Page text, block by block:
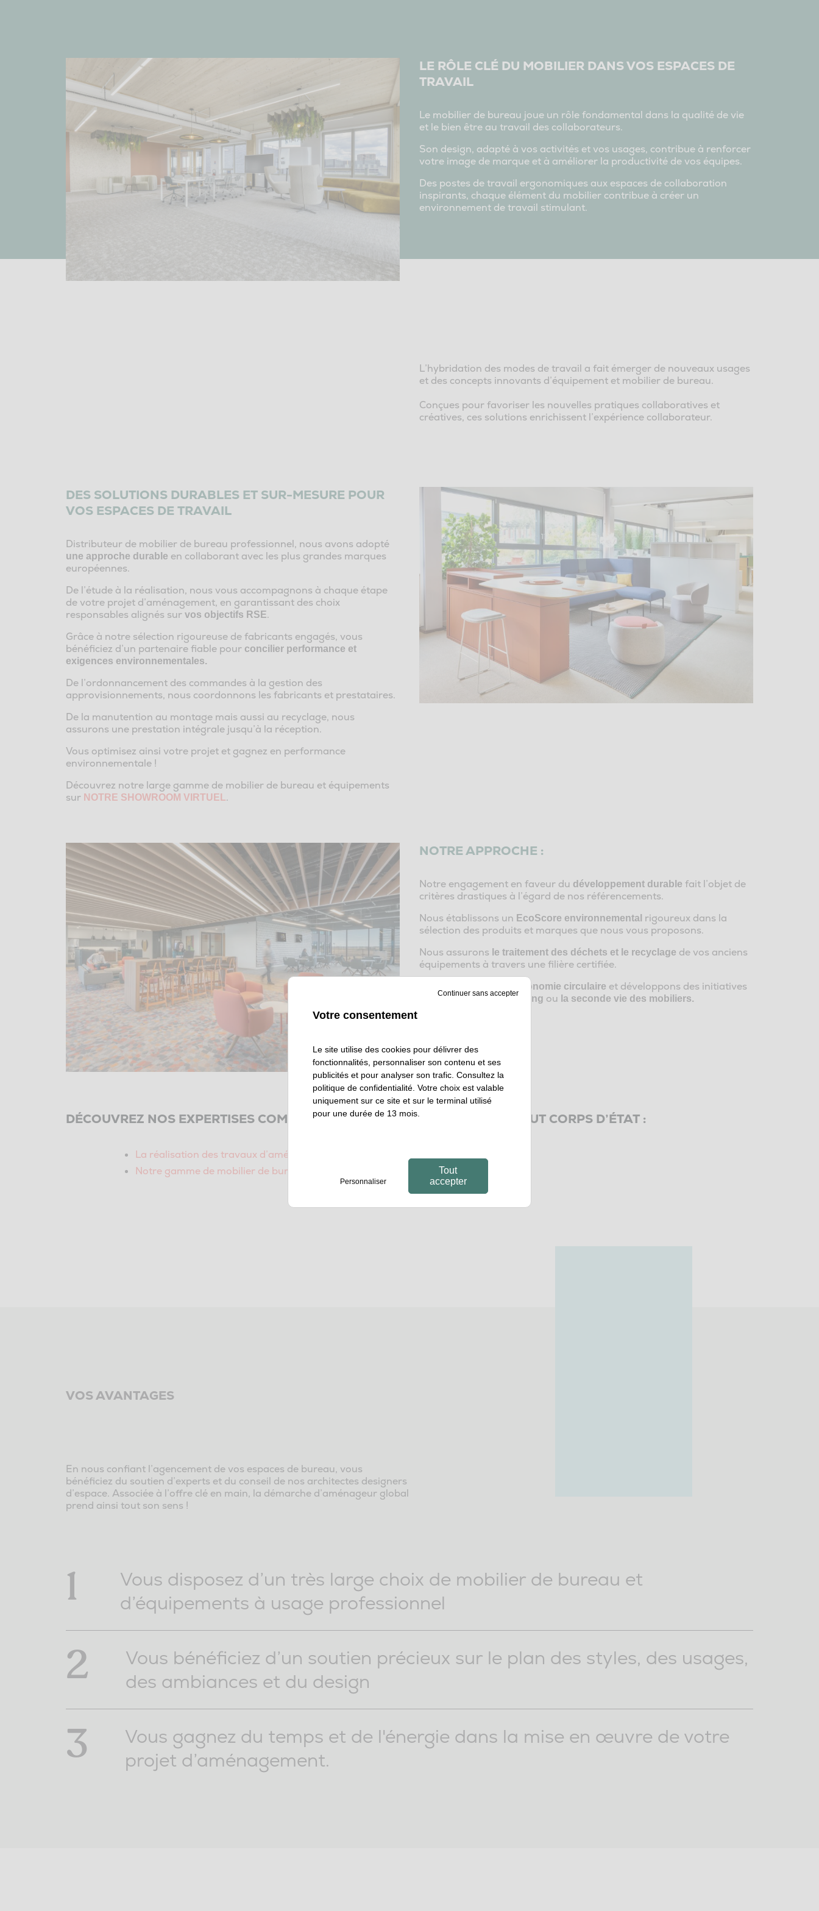
LE RÔLE CLÉ DU MOBILIER DANS VOS ESPACES DE
TRAVAIL
Le mobilier de bureau joue un rôle fondamental dans la qualité de vie
et le bien être au travail des collaborateurs.
Son design, adapté à vos activités et vos usages, contribue à renforcer
votre image de marque et à améliorer la productivité de vos équipes.
Des postes de travail ergonomiques aux espaces de collaboration
inspirants, chaque élément du mobilier contribue à créer un
environnement de travail stimulant.
L’hybridation des modes de travail a fait émerger de nouveaux usages
et des concepts innovants d’équipement et mobilier de bureau.
Conçues pour favoriser les nouvelles pratiques collaboratives et
créatives, ces solutions enrichissent l’expérience collaborateur.
DES SOLUTIONS DURABLES ET SUR-MESURE POUR
VOS ESPACES DE TRAVAIL
Distributeur de mobilier de bureau professionnel, nous avons adopté
une approche durable en collaborant avec les plus grandes marques
européennes.
De l’étude à la réalisation, nous vous accompagnons à chaque étape
de votre projet d’aménagement, en garantissant des choix
responsables alignés sur vos objectifs RSE.
Grâce à notre sélection rigoureuse de fabricants engagés, vous
bénéficiez d’un partenaire fiable pour concilier performance et
exigences environnementales.
De l’ordonnancement des commandes à la gestion des
approvisionnements, nous coordonnons les fabricants et prestataires.
De la manutention au montage mais aussi au recyclage, nous
assurons une prestation intégrale jusqu’à la réception.
Vous optimisez ainsi votre projet et gagnez en performance
environnementale !
Découvrez notre large gamme de mobilier de bureau et équipements
sur NOTRE SHOWROOM VIRTUEL.
NOTRE APPROCHE :
Notre engagement en faveur du développement durable fait l’objet de
critères drastiques à l’égard de nos référencements.
Nous établissons un EcoScore environnemental rigoureux dans la
sélection des produits et marques que nous vous proposons.
Nous assurons le traitement des déchets et le recyclage de vos anciens
équipements à travers une filière certifiée.
l’économie circulaire et développons des initiatives
concrètes dansl’upcycling ou la seconde vie des mobiliers.
DÉCOUVREZ NOS EXPERTISES COMPLÉMENTAIRES EN AMÉNAGEMENT TOUT CORPS D’ÉTAT :
La réalisation des travaux d’aménagement tout corps d’état
Notre gamme de mobilier de bureau et d’équipements
VOS AVANTAGES
En nous confiant l’agencement de vos espaces de bureau, vous
bénéficiez du soutien d’experts et du conseil de nos architectes designers
d’espace. Associée à l’offre clé en main, la démarche d’aménageur global
prend ainsi tout son sens !
1
Vous disposez d’un très large choix de mobilier de bureau et
d’équipements à usage professionnel
2
Vous bénéficiez d’un soutien précieux sur le plan des styles, des usages,
des ambiances et du design
3
Vous gagnez du temps et de l'énergie dans la mise en œuvre de votre
projet d’aménagement.
Votre consentement
Le site utilise des cookies pour délivrer des
fonctionnalités, personnaliser son contenu et ses
publicités et pour analyser son trafic. Consultez la
politique de confidentialité . Votre choix est valable
uniquement sur ce site et sur le terminal utilisé
pour une durée de 13 mois.
Tout
accepter
Personnaliser
Continuer sans accepter